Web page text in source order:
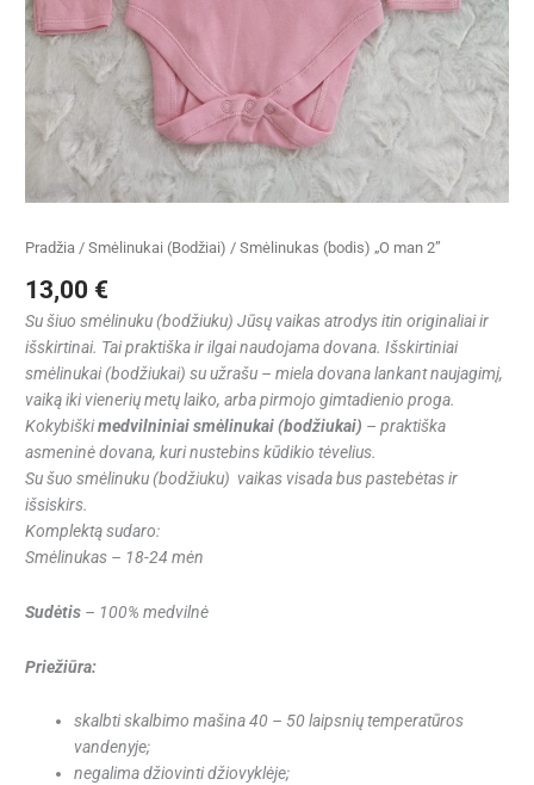
Pradžia /Smėlinukai (Bodžiai) / Smėlinukas (bodis) „O man 2”
13,00 €
Su šiuo smėlinuku (bodžiuku) Jūsų vaikas atrodys itin originaliai ir
išskirtinai. Tai praktiška ir ilgai naudojama dovana.Išskirtiniai
smėlinukai (bodžiukai) su užrašu – miela dovana lankant naujagimį,
vaiką iki vienerių metų laiko, arba pirmojo gimtadienio proga.
Kokybiškimedvilniniai smėlinukai (bodžiukai) – praktiška
asmeninė dovana, kuri nustebins kūdikio tėvelius.
Su šuo smėlinuku (bodžiuku) vaikas visada bus pastebėtas ir
išsiskirs.
Komplektą sudaro:
Smėlinukas – 18-24 mėn
Sudėtis – 100% medvilnė
Priežiūra:
skalbti skalbimo mašina 40 – 50 laipsnių temperatūros
vandenyje;
negalima džiovinti džiovyklėje;